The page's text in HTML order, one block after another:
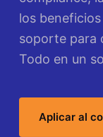
los
soporte para
Todo en un
Aplicar al